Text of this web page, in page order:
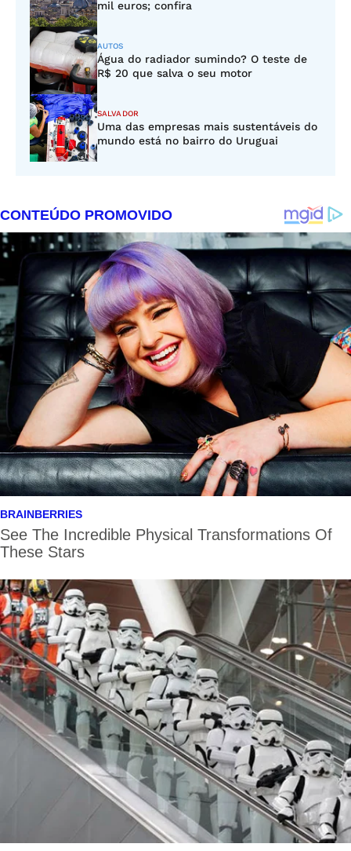
mil euros; confira
AUTOS
Água do radiador sumindo? O teste de
R$ 20 que salva o seu motor
SALVADOR
Uma das empresas mais sustentáveis do
mundo está no bairro do Uruguai